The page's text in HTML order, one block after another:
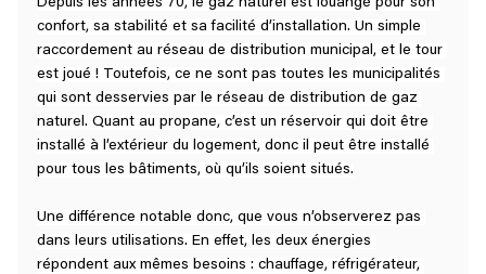
confort, sa stabilité et sa facilité d’installation. Un simple
raccordement au réseau de distribution municipal, et le tour
est joué ! Toutefois, ce ne sont pas toutes les municipalités
qui sont desservies par le réseau de distribution de gaz
naturel. Quant au propane, c’est un réservoir qui doit être
installé à l’extérieur du logement, donc il peut être installé
pour tous les bâtiments, où qu’ils soient situés.
Une différence notable donc, que vous n’observerez pas
dans leurs utilisations. En effet, les deux énergies
répondent aux mêmes besoins : chauffage, réfrigérateur,